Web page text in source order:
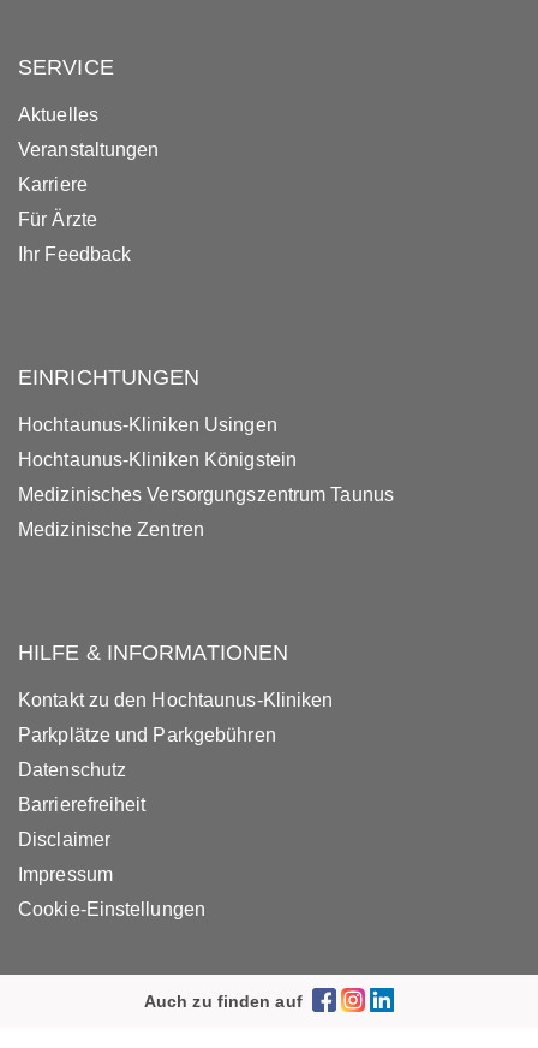
SERVICE
Aktuelles
Veranstaltungen
Karriere
Für Ärzte
Ihr Feedback
EINRICHTUNGEN
Hochtaunus-Kliniken Usingen
Hochtaunus-Kliniken Königstein
Medizinisches Versorgungszentrum Taunus
Medizinische Zentren
HILFE & INFORMATIONEN
Kontakt zu den Hochtaunus-Kliniken
Parkplätze und Parkgebühren
Datenschutz
Barrierefreiheit
Disclaimer
Impressum
Cookie-Einstellungen
Auch zu finden auf